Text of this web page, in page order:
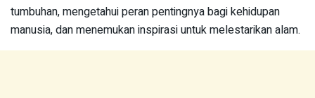
tumbuhan, mengetahui peran pentingnya bagi kehidupan
manusia, dan menemukan inspirasi untuk melestarikan alam.